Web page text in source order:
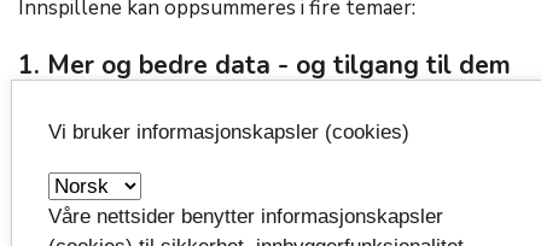
Innspillene kan oppsummeres i fire temaer:
1. Mer og bedre data - og tilgang til dem
finmasket statistikk, spesielt knyttet til:
tidsserier og utvikling over tid
Vi bruker informasjonskapsler (cookies)
Våre nettsider benytter informasjonskapsler